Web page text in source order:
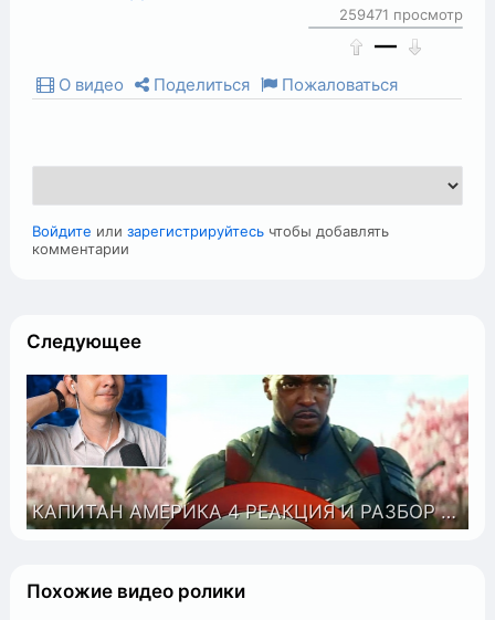
259471 просмотр
—
О видео Поделиться Пожаловаться
Войдите илизарегистрируйтесь чтобы добавлять
комментарии
Следующее
КАПИТАН АМЕРИКА 4 РЕАКЦИЯ И РАЗБОР ТРЕЙЛЕРА
Похожие видео ролики